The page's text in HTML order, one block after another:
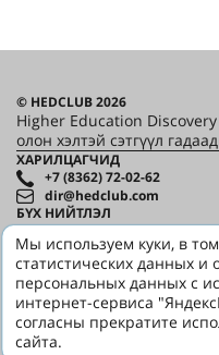
© HEDCLUB 2026
Higher Education
олон хэлтэй сэтгүүл
ХАРИЛЦАГЧИД
+7 (8362) 72-02-62
dir@hedclub.com
БҮХ НИЙТЛЭЛ
HED_people
Элсэлт
Виз, шилжилт хөдөлгөөн
Сургалт
«Русский Дом»
Мы используем куки, в
статистических данных и
персональных данных с
интернет-сервиса
согласны прекратите
сайта.